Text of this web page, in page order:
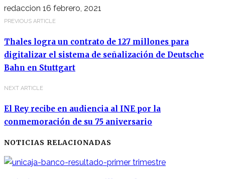
redaccion 16 febrero, 2021
PREVIOUS ARTICLE
Thales logra un contrato de 127 millones para
digitalizar el sistema de señalización de Deutsche
Bahn en Stuttgart
NEXT ARTICLE
El Rey recibe en audiencia al INE por la
conmemoración de su 75 aniversario
NOTICIAS RELACIONADAS